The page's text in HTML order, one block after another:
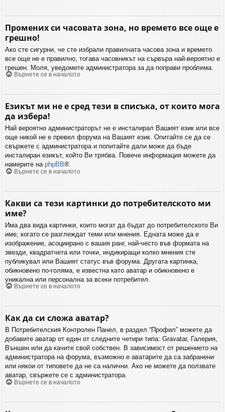
Промених си часовата зона, но времето все още е
грешно!
Ако сте сигурни, че сте избрали правилната часова зона и времето
все още не е правилно, тогава часовникът на сървъра най-вероятно е
грешен. Моля, уведомете администратора за да поправи проблема.
Върнете се в началото
Езикът ми не е сред тези в списъка, от които мога
да избера!
Най вероятно администраторът не е инсталирал Вашият език или все
още никой не е превел форума на Вашият език. Опитайте се да се
свържете с администратора и попитайте дали може да бъде
инсталиран езикът, който Ви трябва. Повече информация можете да
намерите на phpBB®.
Върнете се в началото
Какви са тези картинки до потребителското ми
име?
Има два вида картинки, които могат да бъдат до потребителското Ви
име, когато се разглеждат теми или мнения. Едната може да е
изображение, асоциирано с вашия ранг, най-често във формата на
звезди, квадратчета или точки, индикиращи колко мнения сте
публикувал или Вашият статус във форума. Другата картинка,
обикновено по-голяма, е известна като аватар и обикновено е
уникална или персонална за всеки потребител.
Върнете се в началото
Как да си сложа аватар?
В Потребителския Контролен Панел, в раздел “Профил” можете да
добавите аватар от един от следните четири типа: Gravatar, Галерия,
Външен или да качите свой собствен. В зависимост от решението на
администратора на форума, възможно е аватарите да са забранени
или някои от типовете да не са налични. Ако не можете да ползвате
аватар, свържете се с администратора.
Върнете се в началото